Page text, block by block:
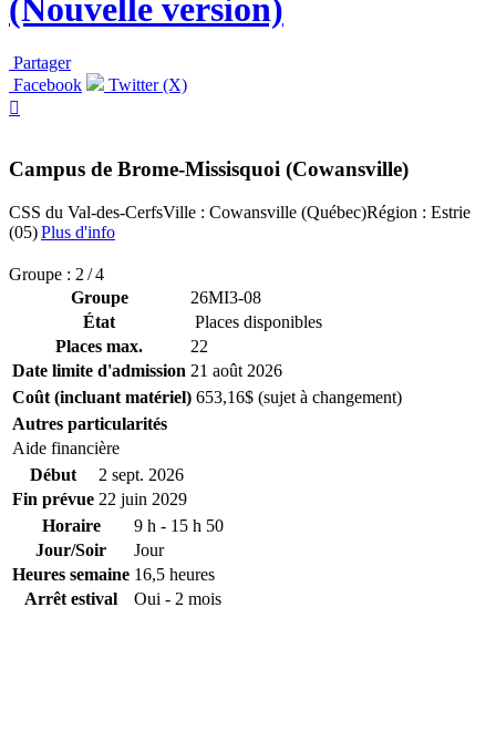
(Nouvelle version)
Partager
Facebook
Twitter (X)

Campus de Brome-Missisquoi (Cowansville)
CSS du Val-des-CerfsVille : Cowansville (Québec)Région : Estrie
(05)Plus d'info
Groupe : 2 / 4
Groupe
26MI3-08
État
Places disponibles
Places max.
22
Date limite d'admission 21 août 2026
Coût (incluant matériel) 653,16$ (sujet à changement)
Autres particularités
Aide financière
Début
2 sept. 2026
Fin prévue 22 juin 2029
Horaire
9 h - 15 h 50
Jour/Soir
Jour
Heures semaine 16,5 heures
Arrêt estival
Oui - 2 mois